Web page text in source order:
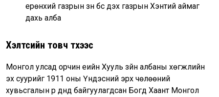
ерөнхий газрын зүүн бүс дэх газрын Хэнтий аймаг
дахь алба
Хэлтсийн товч түүхээс
Монгол улсад орчин үеийн Хууль зүйн албаны хөгжлийн
эх суурийг 1911 оны Үндэсний эрх чөлөөний
хувьсгалын үр дүнд байгуулагдсан Богд Хаант Монгол